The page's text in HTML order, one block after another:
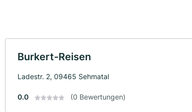
Burkert-Reisen
Ladestr. 2, 09465 Sehmatal
0.0 (0 Bewertungen)